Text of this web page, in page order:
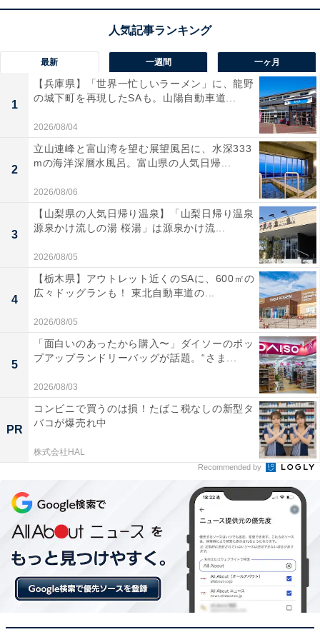
り、毎日の運転に圧倒的な安心感をもたらしてくれます
コムテックのドライブレコーダー「ZDR036」の口コ
ミは？
コムテックのドライブレコーダー「ZDR036」には以下
のような口コミが寄せられています。
前後の映像が非常にクリアで夜間でも周囲の状況が
ハッキリ映り安心です
ドップラーセンサーのおかげで駐車中の無駄な録画
が減りとても信頼できます
本体の起動がスピーディーなのでエンジン始動後す
画質にこだわりたい人や駐車中の防犯対策を万全にした
い人には、おすすめの商品といえそうです。
【Amazonお買い得情報】コムテック「GPS
レシーバー」が特別価格で登場中【6月3日】
最新 一週間 一ヶ月
1
【兵庫県】「世界一忙しいラーメン」に、龍野
の城下町を再現したSAも。山陽自動車道...
2026/08/04
2
立山連峰と富山湾を望む展望風呂に、水深333
mの海洋深層水風呂。富山県の人気日帰...
2026/08/06
3
【山梨県の人気日帰り温泉】「山梨日帰り温泉
源泉かけ流しの湯 桜湯」は源泉かけ流...
2026/08/05
4
【栃木県】アウトレット近くのSAに、600㎡の
広々ドッグランも！ 東北自動車道の...
2026/08/05
5
「面白いのあったから購入〜」ダイソーのポッ
プアップランドリーバッグが話題。“さま...
2026/08/03
PR
コンビニで買うのは損！たばこ税なしの新型タ
バコが爆売れ中
株式会社HAL
Recommended by